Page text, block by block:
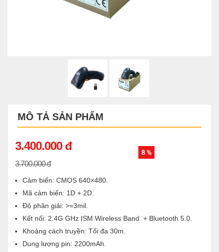
MÔ TẢ SẢN PHẨM
3.400.000 đ
3.700.000 đ
8 %
Cảm biến: CMOS 640×480.
Mã cảm biến: 1D + 2D.
Độ phân giải: >=3mil.
Kết nối: 2.4G GHz ISM Wireless Band + Bluetooth 5.0.
Khoảng cách truyền: Tối đa 30m.
Dung lượng pin: 2200mAh.